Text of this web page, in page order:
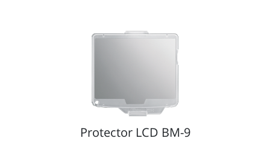
Protector LCD BM-9